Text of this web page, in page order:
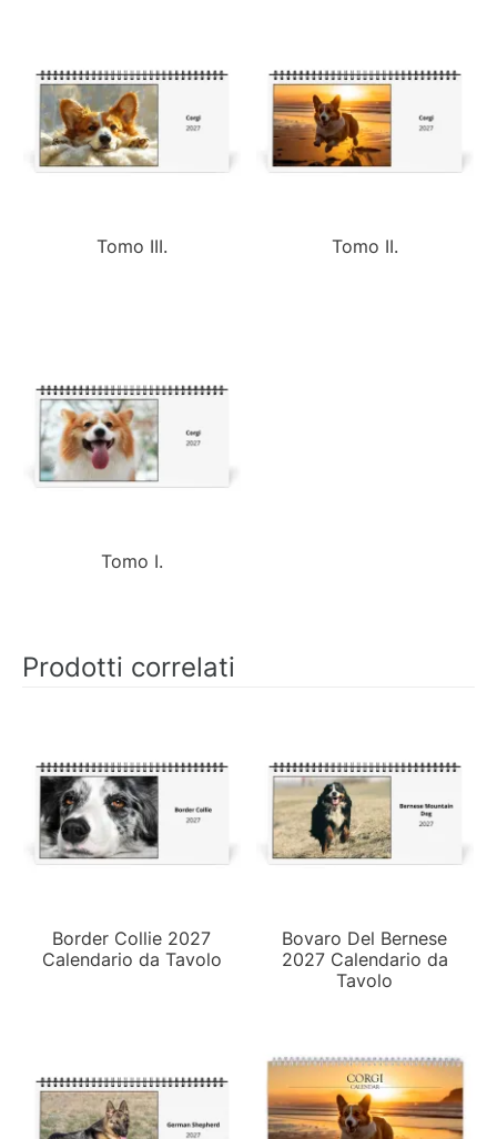
Tomo III. Tomo II.
Tomo I.
Prodotti correlati
Border Collie 2027
Calendario da Tavolo
Bovaro Del Bernese
2027 Calendario da
Tavolo